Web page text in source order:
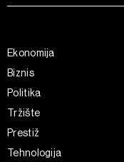
Ekonomija
Biznis
Politika
Tržište
Prestiž
Tehnologija